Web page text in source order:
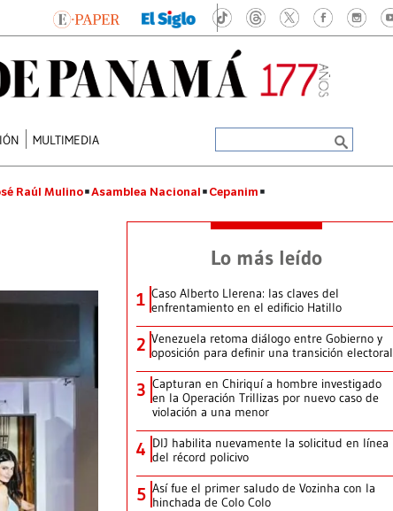
MULTIMEDIA
Raúl Mulino Asamblea Nacional Cepanim
Lo más leído
1 Caso Alberto Llerena: las claves del
enfrentamiento en el edificio Hatillo
2 Venezuela retoma diálogo entre Gobierno y
oposición para definir una transición electoral
3 Capturan en Chiriquí a hombre investigado
en la Operación Trillizas por nuevo caso de
violación a una menor
4 DIJ habilita nuevamente la solicitud en línea
del récord policivo
5 Así fue el primer saludo de Vozinha con la
hinchada de Colo Colo